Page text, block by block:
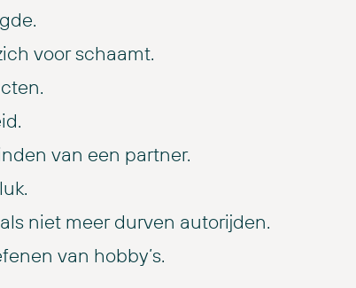
voor schaamt.
van een partner.
niet meer durven autorijden.
van hobby’s.